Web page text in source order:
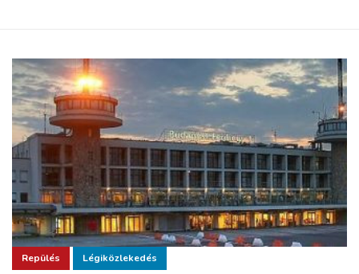
Repülés Légiközlekedés